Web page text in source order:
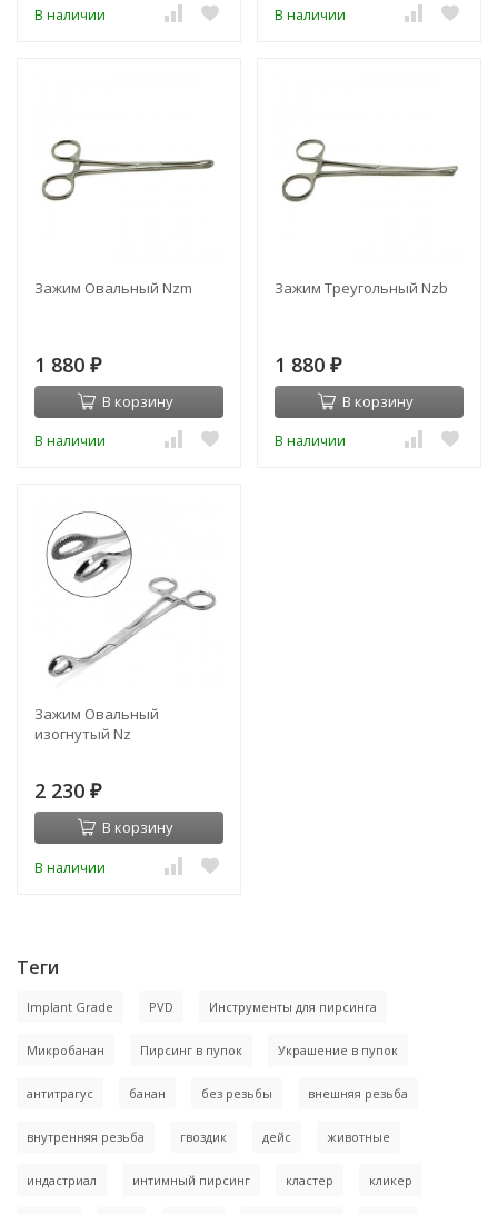
В наличии В наличии
Зажим Овальный Nzm
1 880 ₽
В корзину
В наличии
Зажим Треугольный Nzb
1 880 ₽
В корзину
В наличии
Зажим Овальный
изогнутый Nz
2 230 ₽
В корзину
В наличии
Теги
Implant Grade PVD Инструменты для пирсинга
Микробанан Пирсинг в пупок Украшение в пупок
антитрагус банан без резьбы внешняя резьба
внутренняя резьба гвоздик дейс животные
индастриал интимный пирсинг кластер кликер